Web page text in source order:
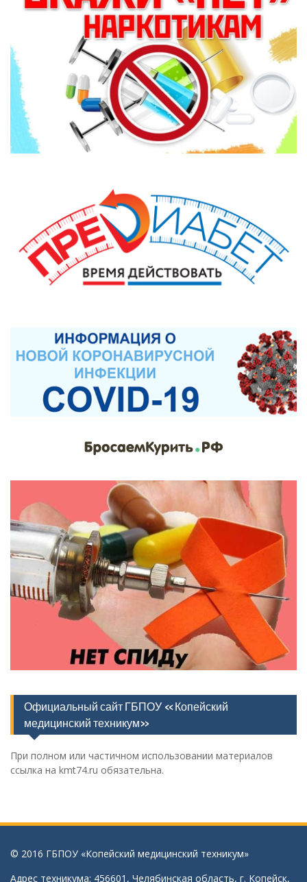
Официальный сайт ГБПОУ «Копейский
медицинский техникум»
При полном или частичном использовании материалов
ссылка на kmt74.ru обязательна.
© 2016 ГБПОУ «Копейский медицинский техникум»
Адрес техникума: 456601, Челябинская область, г. Копейск,